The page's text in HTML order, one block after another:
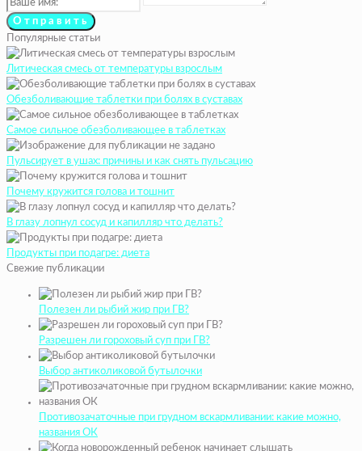
Популярные статьи
Литическая смесь от температуры взрослым
Обезболивающие таблетки при болях в суставах
Самое сильное обезболивающее в таблетках
Пульсирует в ушах: причины и как снять пульсацию
Почему кружится голова и тошнит
В глазу лопнул сосуд и капилляр что делать?
Продукты при подагре: диета
Свежие публикации
Полезен ли рыбий жир при ГВ?
Разрешен ли гороховый суп при ГВ?
Выбор антиколиковой бутылочки
Противозачаточные при грудном вскармливании: какие можно,
названия ОК